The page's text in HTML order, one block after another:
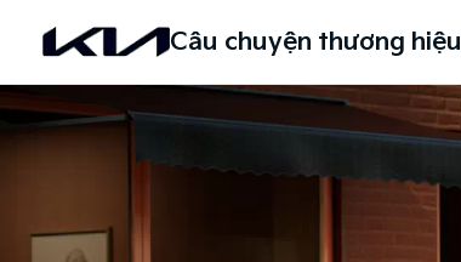
Câu chuyện thương hiệu